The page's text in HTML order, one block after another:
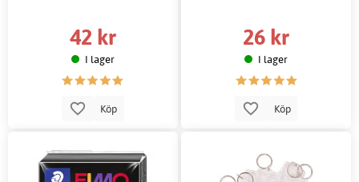
42 kr
I lager
Köp
26 kr
I lager
Köp